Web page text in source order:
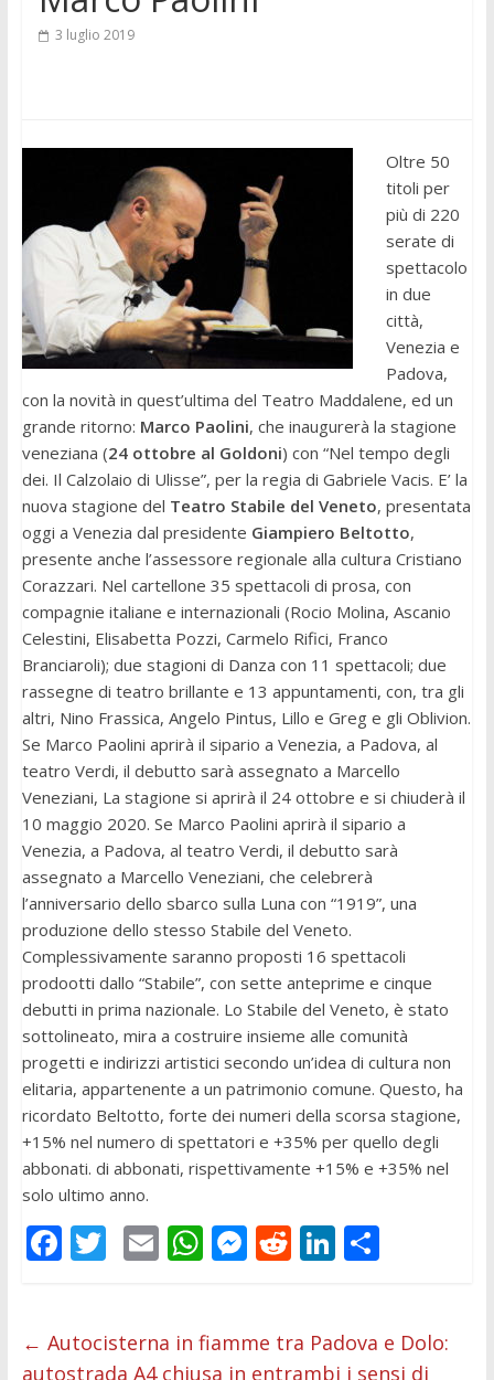
3 luglio 2019
Oltre 50
titoli per
più di 220
serate di
spettacolo
in due
città,
Venezia e
Padova,
con la novità in quest’ultima del Teatro Maddalene, ed un
grande ritorno: Marco Paolini, che inaugurerà la stagione
veneziana (24 ottobre al Goldoni) con “Nel tempo degli
dei. Il Calzolaio di Ulisse”, per la regia di Gabriele Vacis. E’ la
nuova stagione del Teatro Stabile del Veneto, presentata
oggi a Venezia dal presidente Giampiero Beltotto,
presente anche l’assessore regionale alla cultura Cristiano
Corazzari. Nel cartellone 35 spettacoli di prosa, con
compagnie italiane e internazionali (Rocio Molina, Ascanio
Celestini, Elisabetta Pozzi, Carmelo Rifici, Franco
Branciaroli); due stagioni di Danza con 11 spettacoli; due
rassegne di teatro brillante e 13 appuntamenti, con, tra gli
altri, Nino Frassica, Angelo Pintus, Lillo e Greg e gli Oblivion.
Se Marco Paolini aprirà il sipario a Venezia, a Padova, al
teatro Verdi, il debutto sarà assegnato a Marcello
Veneziani, La stagione si aprirà il 24 ottobre e si chiuderà il
10 maggio 2020. Se Marco Paolini aprirà il sipario a
Venezia, a Padova, al teatro Verdi, il debutto sarà
assegnato a Marcello Veneziani, che celebrerà
l’anniversario dello sbarco sulla Luna con “1919”, una
produzione dello stesso Stabile del Veneto.
Complessivamente saranno proposti 16 spettacoli
prodootti dallo “Stabile”, con sette anteprime e cinque
debutti in prima nazionale. Lo Stabile del Veneto, è stato
sottolineato, mira a costruire insieme alle comunità
progetti e indirizzi artistici secondo un’idea di cultura non
elitaria, appartenente a un patrimonio comune. Questo, ha
ricordato Beltotto, forte dei numeri della scorsa stagione,
+15% nel numero di spettatori e +35% per quello degli
abbonati. di abbonati, rispettivamente +15% e +35% nel
solo ultimo anno.
F
b
T
er
E
l
W
s
M
e
R
di
Li
e
C
di
← Autocisterna in fiamme tra Padova e Dolo:
autostrada A4 chiusa in entrambi i sensi di